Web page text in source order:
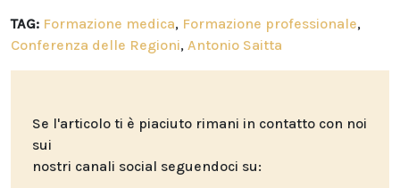
TAG: Formazione medica, Formazione professionale,
Conferenza delle Regioni, Antonio Saitta
Se l'articolo ti è piaciuto rimani in contatto con noi
sui
nostri canali social seguendoci su: